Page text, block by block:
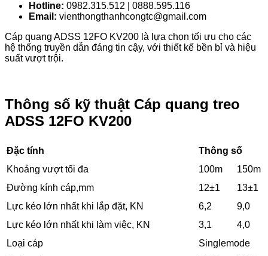
Hotline: 0982.315.512 | 0888.595.116
Email: vienthongthanhcongtc@gmail.com
Cáp quang ADSS 12FO KV200 là lựa chọn tối ưu cho các
hệ thống truyền dẫn đáng tin cậy, với thiết kế bền bỉ và hiệu
suất vượt trội.
Thông số kỹ thuật Cáp quang treo
ADSS 12FO KV200
Đặc tính
Thông số
Khoảng vượt tối đa
100m
150m
Đường kính cáp,mm
12±1
13±1
Lực kéo lớn nhất khi lắp đặt, KN
6,2
9,0
Lực kéo lớn nhất khi làm việc, KN
3,1
4,0
Loại cáp
Singlemode